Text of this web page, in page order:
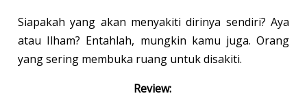
Siapakah yang akan menyakiti dirinya sendiri? Aya
atau Ilham? Entahlah, mungkin kamu juga. Orang
yang sering membuka ruang untuk disakiti.
Review: